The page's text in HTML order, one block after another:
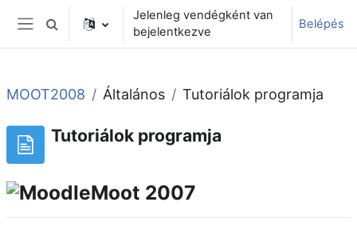
Tovább a fő tartalomhoz
Oldalpanel
Keresési bemeneti adatok váltása
Jelenleg vendégként van
bejelentkezve
Belépés
MOOT2008 Általános Tutoriálok programja
Tutoriálok programja